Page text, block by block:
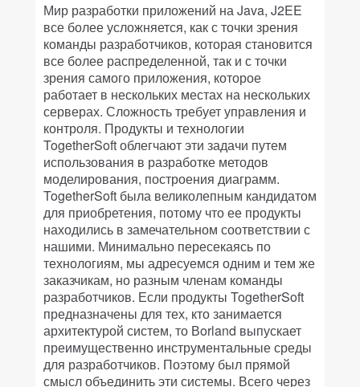
Мир разработки приложений на Java, J2EE
все более усложняется, как с точки зрения
команды разработчиков, которая становится
все более распределенной, так и с точки
зрения самого приложения, которое
работает в нескольких местах на нескольких
серверах. Сложность требует управления и
контроля. Продукты и технологии
TogetherSoft облегчают эти задачи путем
использования в разработке методов
моделирования, построения диаграмм.
TogetherSoft была великолепным кандидатом
для приобретения, потому что ее продукты
находились в замечательном соответствии с
нашими. Минимально пересекаясь по
технологиям, мы адресуемся одним и тем же
заказчикам, но разным членам команды
разработчиков. Если продукты TogetherSoft
предназначены для тех, кто занимается
архитектурой систем, то Вorland выпускает
преимущественно инструментальные среды
для разработчиков. Поэтому был прямой
смысл объединить эти системы. Всего через